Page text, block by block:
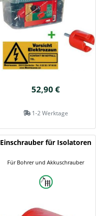
52,90 €
1-2 Werktage
Einschrauber für Isolatoren
Für Bohrer und Akkuschrauber